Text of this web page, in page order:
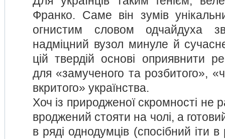
Франко. Саме він зумів
огнистим словом одчайдуха
надміцний вузол минуле й
цій твердій основі оприявнити
для «замученого та розбитого»,
вкритого» українства.
Хоч із природженої скромності не
вроджений стояти на чолі, а
в ряді однодумців (спосібний іти